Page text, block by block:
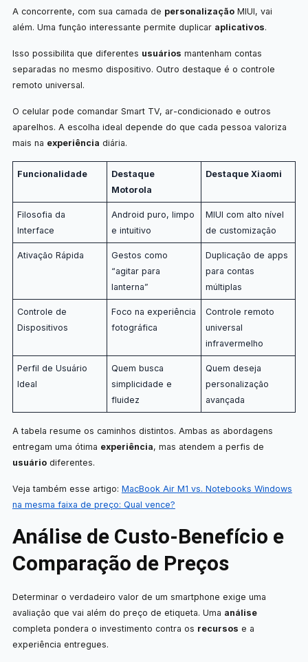
A concorrente, com sua camada de personalizaçãoMIUI, vai
além. Uma função interessante permite duplicar aplicativos.
Isso possibilita que diferentes usuários mantenham contas
separadas no mesmo dispositivo. Outro destaque é o controle
remoto universal.
O celular pode comandar Smart TV, ar-condicionado e outros
aparelhos. A escolha ideal depende do que cada pessoa valoriza
mais na experiência diária.
Funcionalidade
Destaque
Motorola
Destaque Xiaomi
Filosofia da
Interface
Android puro, limpo
e intuitivo
MIUI com alto nível
de customização
Ativação Rápida
Gestos como
“agitar para
lanterna”
Duplicação de apps
para contas
múltiplas
Controle de
Dispositivos
Foco na experiência
fotográfica
Controle remoto
universal
infravermelho
Perfil de Usuário
Ideal
Quem busca
simplicidade e
fluidez
Quem deseja
personalização
avançada
A tabela resume os caminhos distintos. Ambas as abordagens
entregam uma ótima experiência, mas atendem a perfis de
usuáriodiferentes.
Veja também esse artigo: MacBook Air M1 vs. Notebooks Windows
na mesma faixa de preço: Qual vence?
Análise de Custo-Benefício e
Comparação de Preços
Determinar o verdadeiro valor de um smartphone exige uma
avaliação que vai além do preço de etiqueta. Uma análise
completa pondera o investimento contra os recursos e a
experiência entregues.